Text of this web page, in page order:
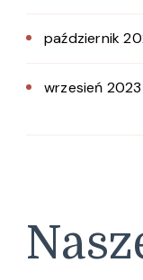
październik
wrzesień 2023